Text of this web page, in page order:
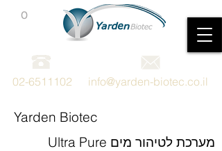
02-6511102 info@yarden-biotec.co.il
0
Yarden Biotec
מערכת לטיהור מים Ultra Pure